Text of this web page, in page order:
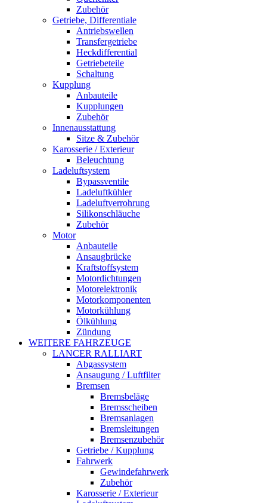
Zubehör
Getriebe, Differentiale
Antriebswellen
Transfergetriebe
Heckdifferential
Getriebeteile
Schaltung
Kupplung
Anbauteile
Kupplungen
Zubehör
Innenausstattung
Sitze & Zubehör
Karosserie / Exterieur
Beleuchtung
Ladeluftsystem
Bypassventile
Ladeluftkühler
Ladeluftverrohrung
Silikonschläuche
Zubehör
Motor
Anbauteile
Ansaugbrücke
Kraftstoffsystem
Motordichtungen
Motorelektronik
Motorkomponenten
Motorkühlung
Ölkühlung
Zündung
WEITERE FAHRZEUGE
LANCER RALLIART
Abgassystem
Ansaugung / Luftfilter
Bremsen
Bremsbeläge
Bremsscheiben
Bremsanlagen
Bremsleitungen
Bremsenzubehör
Getriebe / Kupplung
Fahrwerk
Gewindefahrwerk
Zubehör
Karosserie / Exterieur